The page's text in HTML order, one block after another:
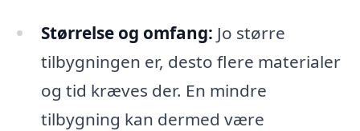
Størrelse og omfang: Jo større
tilbygningen er, desto flere materialer
og tid kræves der. En mindre
tilbygning kan dermed være